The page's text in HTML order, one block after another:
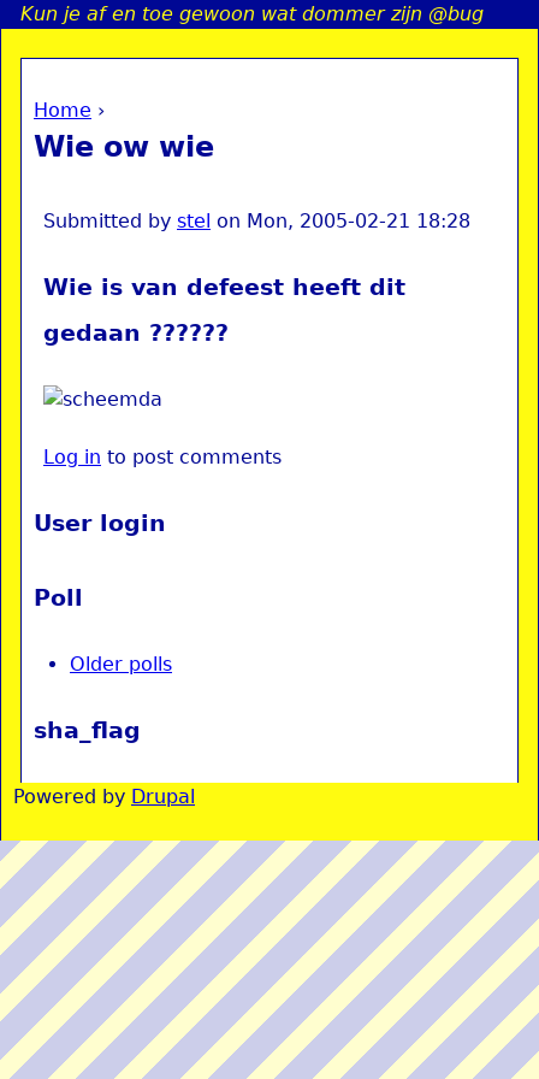
Jump to navigation
Kun je af en toe gewoon wat dommer zijn @bug
You are here
Home ›
Wie ow wie
Submitted by stel on Mon, 2005-02-21 18:28
Wie is van defeest heeft dit
gedaan ??????
Log in to post comments
User login
Poll
Older polls
sha_flag
Powered by Drupal